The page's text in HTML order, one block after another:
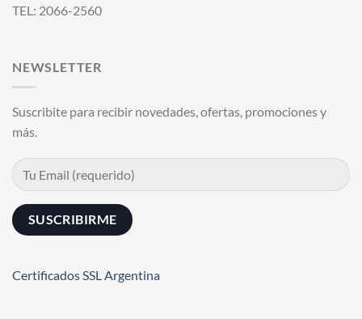
TEL: 2066-2560
NEWSLETTER
Suscribite para recibir novedades, ofertas, promociones y
más.
Certificados SSL Argentina